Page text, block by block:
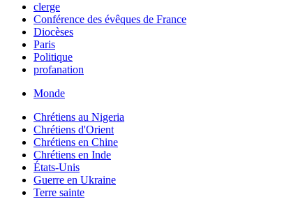
clerge
Conférence des évêques de France
Diocèses
Paris
Politique
profanation
Monde
Chrétiens au Nigeria
Chrétiens d'Orient
Chrétiens en Chine
Chrétiens en Inde
États-Unis
Guerre en Ukraine
Terre sainte